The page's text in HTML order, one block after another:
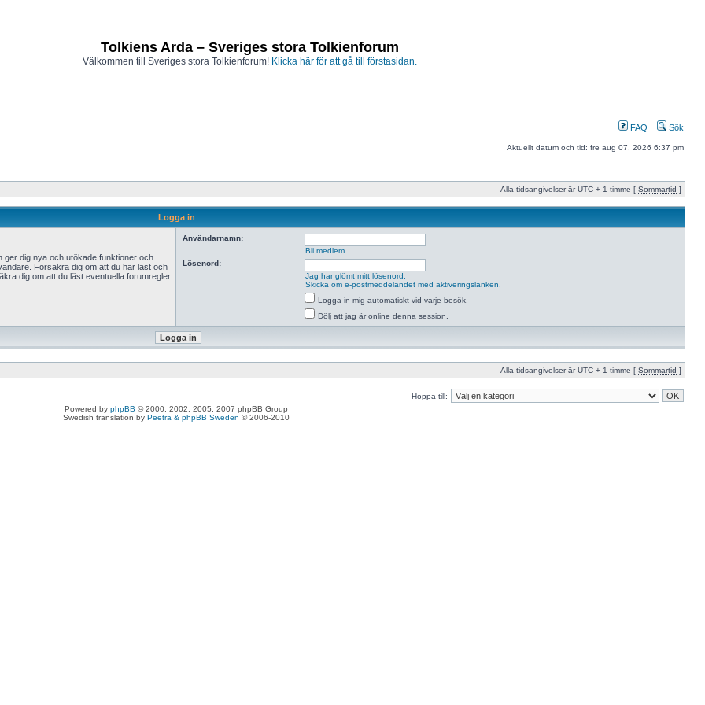
Tolkiens Arda – Sveriges stora Tolkienforum
Välkommen till Sveriges stora Tolkienforum! Klicka här för att gå till förstasidan.
FAQ Sök
Aktuellt datum och tid: fre aug 07, 2026 6:37 pm
Alla tidsangivelser är UTC + 1 timme [ Sommartid ]
Logga in
ger dig nya och utökade funktioner och
Försäkra dig om att du har läst och
dig om att du läst eventuella forumregler
Användarnamn:
Bli medlem
Lösenord:
Jag har glömt mitt lösenord.
Skicka om e-postmeddelandet med aktiveringslänken.
Logga in mig automatiskt vid varje besök.
Dölj att jag är online denna session.
Alla tidsangivelser är UTC + 1 timme [ Sommartid ]
Hoppa till:
Powered by phpBB © 2000, 2002, 2005, 2007 phpBB Group
Swedish translation by Peetra & phpBB Sweden © 2006-2010